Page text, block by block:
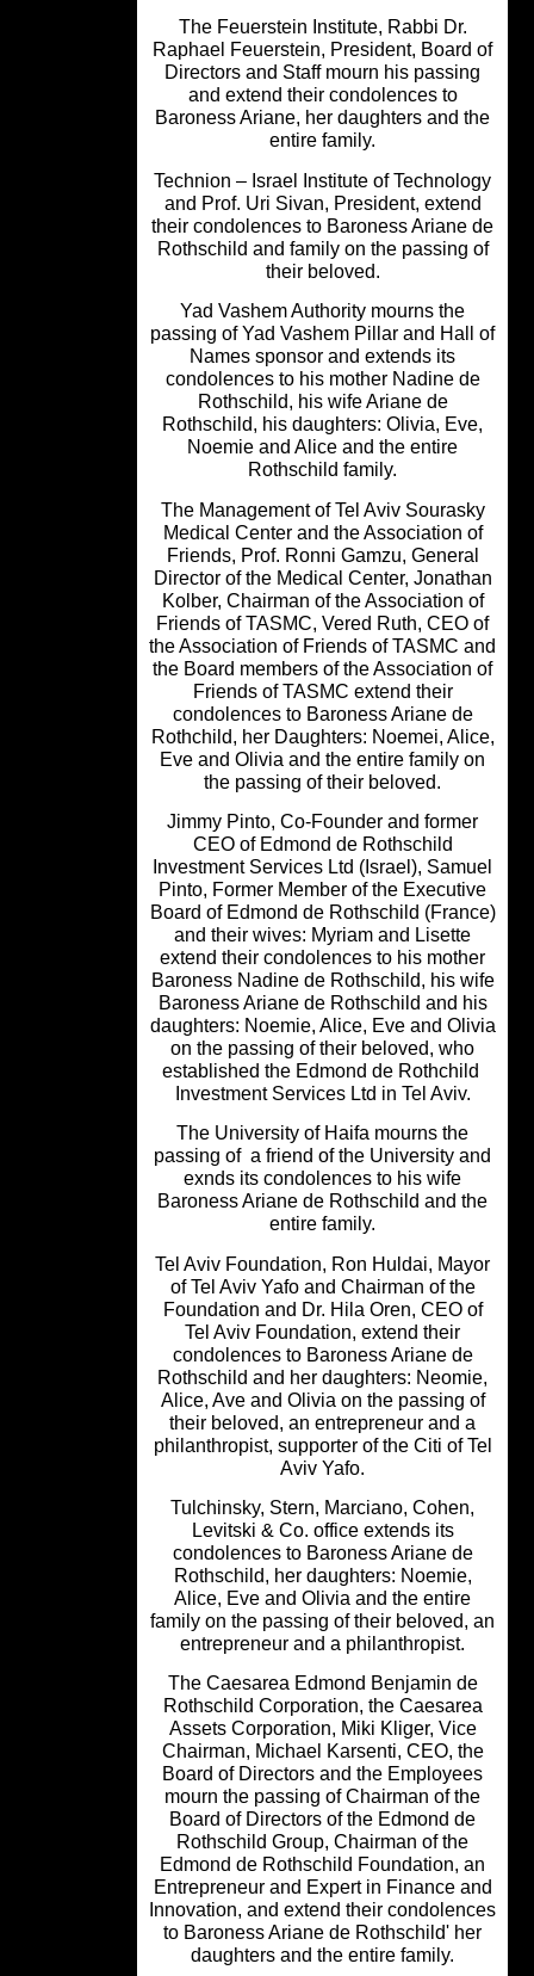
The Feuerstein Institute, Rabbi Dr.
Raphael Feuerstein, President,
Directors and Staff mourn his
and extend their condolences to
Baroness Ariane, her daughters and
entire family.
Technion – Israel Institute of
and Prof. Uri Sivan, President,
their condolences to Baroness Ariane
Rothschild and family on the passing
their beloved.
Yad Vashem Authority mourns the
passing of Yad Vashem Pillar and
Names sponsor and extends its
condolences to his mother Nadine
Rothschild, his wife Ariane de
Rothschild, his daughters: Olivia,
Noemie and Alice and the entire
Rothschild family.
The Management of Tel Aviv
Medical Center and the Association
Friends, Prof. Ronni Gamzu,
Director of the Medical Center,
Kolber, Chairman of the Association
Friends of TASMC, Vered Ruth, CEO
the Association of Friends of TASMC
the Board members of the
Friends of TASMC extend their
condolences to Baroness Ariane de
Rothchild, her Daughters: Noemei,
Eve and Olivia and the entire family
the passing of their beloved.
Jimmy Pinto, Co-Founder and
CEO of Edmond de Rothschild
Investment Services Ltd (Israel),
Pinto, Former Member of the
Board of Edmond de Rothschild
and their wives: Myriam and Lisette
extend their condolences to his
Baroness Nadine de Rothschild, his
Baroness Ariane de Rothschild and
daughters: Noemie, Alice, Eve and
on the passing of their beloved,
established the Edmond de
Investment Services Ltd in Tel Aviv.
The University of Haifa mourns the
passing of a friend of the University
exnds its condolences to his wife
Baroness Ariane de Rothschild and
entire family.
Tel Aviv Foundation, Ron Huldai,
of Tel Aviv Yafo and Chairman of
Foundation and Dr. Hila Oren, CEO
Tel Aviv Foundation, extend their
condolences to Baroness Ariane de
Rothschild and her daughters:
Alice, Ave and Olivia on the passing
their beloved, an entrepreneur and
philanthropist, supporter of the Citi of
Aviv Yafo.
Tulchinsky, Stern, Marciano,
Levitski & Co. office extends its
condolences to Baroness Ariane de
Rothschild, her daughters: Noemie,
Alice, Eve and Olivia and the entire
family on the passing of their beloved,
entrepreneur and a philanthropist.
The Caesarea Edmond Benjamin
Rothschild Corporation, the
Assets Corporation, Miki Kliger,
Chairman, Michael Karsenti, CEO,
Board of Directors and the
mourn the passing of Chairman of
Board of Directors of the Edmond
Rothschild Group, Chairman of the
Edmond de Rothschild Foundation,
Entrepreneur and Expert in Finance
Innovation, and extend their
to Baroness Ariane de Rothschild'
daughters and the entire family.